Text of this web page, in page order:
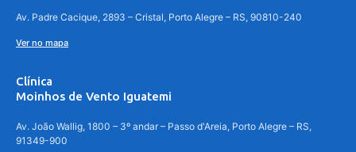
Av. Padre Cacique, 2893 – Cristal, Porto Alegre – RS, 90810-240
Ver no mapa
Clínica
Moinhos de Vento Iguatemi
Av. João Wallig, 1800 – 3º andar – Passo d'Areia, Porto Alegre – RS,
91349-900